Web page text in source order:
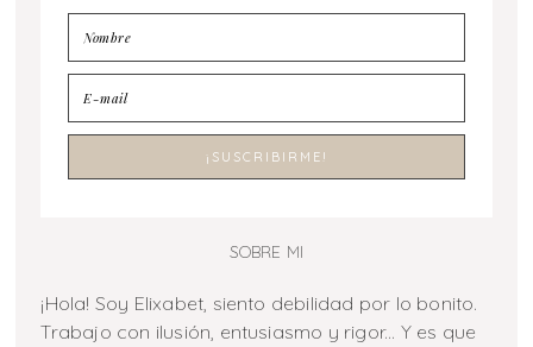
SOBRE MI
¡Hola! Soy Elixabet, siento debilidad por lo bonito.
Trabajo con ilusión, entusiasmo y rigor... Y es que